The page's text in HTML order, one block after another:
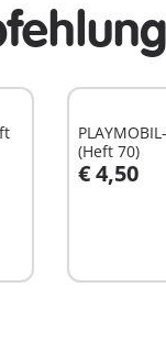
(Heft 70)
€ 4,50
In den